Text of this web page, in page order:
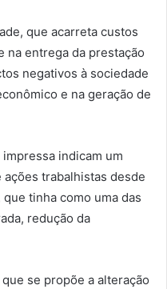
que acarreta custos
na entrega da prestação
negativos à sociedade
e na geração de
indicam um
trabalhistas desde
tinha como uma das
redução da
se propõe a alteração